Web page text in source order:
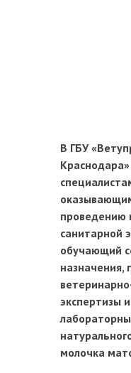
В ГБУ
проведению
санитарной
обучающий
назначения,
экспертизы
молочка